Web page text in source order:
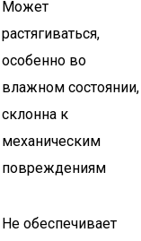
Может
растягиваться,
особенно во
влажном состоянии,
склонна к
механическим
повреждениям
Не обеспечивает